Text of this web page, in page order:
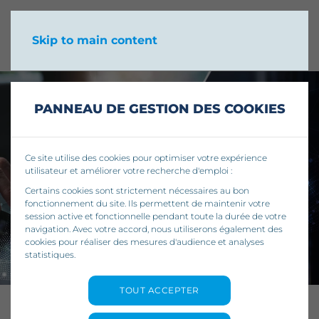
PANNEAU DE GESTION DES COOKIES
Ce site utilise des cookies pour optimiser votre expérience
utilisateur et améliorer votre recherche d'emploi :
Certains cookies sont strictement nécessaires au bon
fonctionnement du site. Ils permettent de maintenir votre
session active et fonctionnelle pendant toute la durée de votre
navigation. Avec votre accord, nous utiliserons également des
cookies pour réaliser des mesures d'audience et analyses
statistiques.
TOUT ACCEPTER
Skip to main content